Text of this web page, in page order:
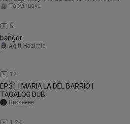
Long vì sao lại gây tra
5
Taoyihuaya
banger
12
Aqiff Hazimie
EP.31 | MARIA LA DEL BARRIO |
TAGALOG DUB
1.2K
Rroseeee